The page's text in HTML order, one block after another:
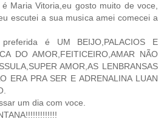
Maria Vitoria,eu gosto muito de voce,
escutei a sua musica amei comecei a
é UM BEIJO,PALACIOS E
DO AMOR,FEITICEIRO,AMAR NÃO
AMOR,AS LENBRANSAS
ERA PRA SER E ADRENALINA LUAN
um dia com voce.